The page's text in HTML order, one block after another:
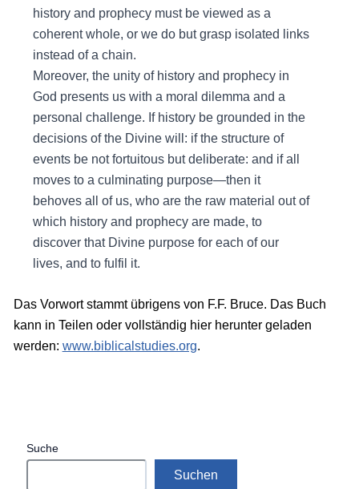
history and prophecy must be viewed as a
coherent whole, or we do but grasp isolated links
instead of a chain.
Moreover, the unity of history and prophecy in
God presents us with a moral dilemma and a
personal challenge. If history be grounded in the
decisions of the Divine will: if the structure of
events be not fortuitous but deliberate: and if all
moves to a culminating purpose—then it
behoves all of us, who are the raw material out of
which history and prophecy are made, to
discover that Divine purpose for each of our
lives, and to fulfil it.
Das Vorwort stammt übrigens von F.F. Bruce. Das Buch
kann in Teilen oder vollständig hier herunter geladen
werden: www.biblicalstudies.org.
Suche
Suchen